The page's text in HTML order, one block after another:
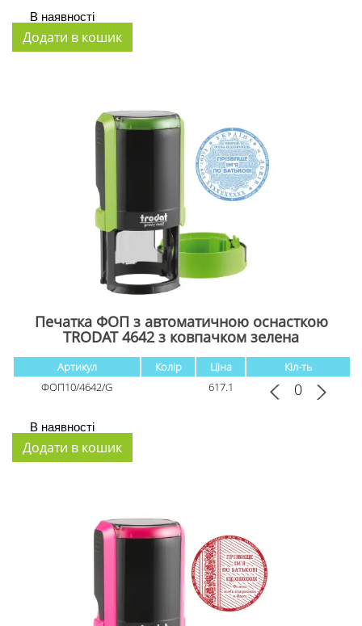
В наявності
Печатка ФОП з автоматичною оснасткою
TRODAT 4642 з ковпачком зелена
Артикул Колір Ціна
Кіл-ть
ФОП10/4642/G
617.1
В наявності